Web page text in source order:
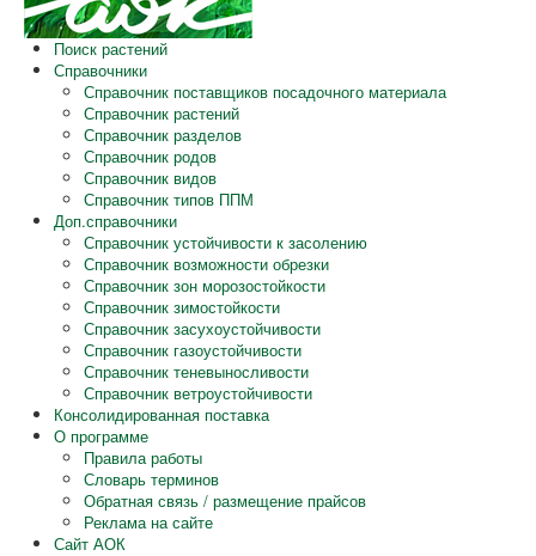
Поиск растений
Справочники
Справочник поставщиков посадочного материала
Справочник растений
Справочник разделов
Справочник родов
Справочник видов
Справочник типов ППМ
Доп.справочники
Справочник устойчивости к засолению
Справочник возможности обрезки
Справочник зон морозостойкости
Справочник зимостойкости
Справочник засухоустойчивости
Справочник газоустойчивости
Справочник теневыносливости
Справочник ветроустойчивости
Консолидированная поставка
О программе
Правила работы
Словарь терминов
Обратная связь / размещение прайсов
Реклама на сайте
Сайт АОК